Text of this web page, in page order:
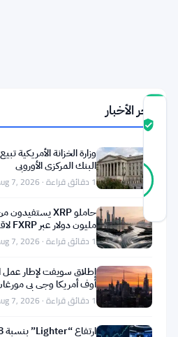
درجة
ثقة
موثّق
91
%
حقيقي
موثّق
46
أحد
عشر
متداولاً.
مليون
آخر الأخبار
وزارة الخزانة الأمريكية
البنك المركزي الأوروبي
1 دقائق قراءة · Aug 7, 2026
مليون دولار عبر FXRP لاقتراض RLUSD
1 دقائق قراءة · Aug 7, 2026
إطلاق سويفت لإطار عمل
أوف أمريكا وجي بي مورغان في
1 دقائق قراءة · Aug 7, 2026